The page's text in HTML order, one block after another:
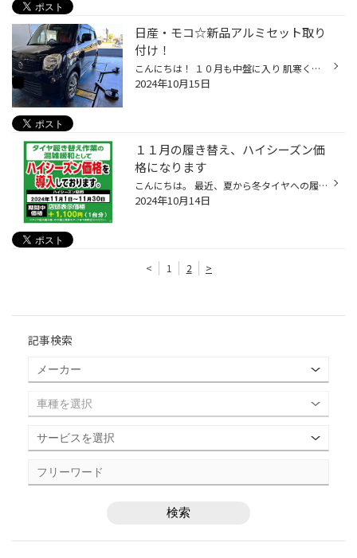
日産・モコ☆新品アルミセット取り
付け！
こんにちは！ １０月も中盤に入り 肌寒くなってきましたね。 本日ご紹介する作業は、 日産・モコの 新品アルミセット取り付けです！ 取り付けたのは、 BLIZZAK VRX2 + トップラン KR10 のセットです！ 今回取り付けたアルミホイールは 新商品となってます！ どのカラーのおクルマにも 合わせやすい...
2024年10月15日
１１月の履き替え、ハイシーズン価
格になります
こんにちは。 最近、夏から冬タイヤへの履き替え予約も増えてきました。 １１月の履き替えになると、混雑するシーズンになり、 履き替え作業工賃が、ハイシーズン価格となります。 １０月中に履き替えをご検討されてる場合、 日にちによっては、予約に空き時間があります。 WEBから、予約や空き時間...
2024年10月14日
< 1 2 >
記事検索